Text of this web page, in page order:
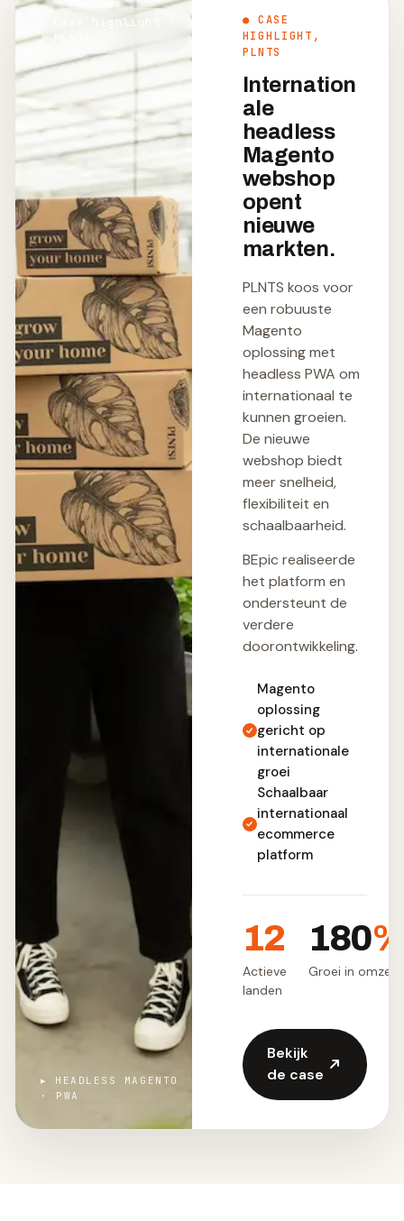
Case highlight ·
▸ HEADLESS MAGENTO
· PWA
● CASE
HIGHLIGHT,
PLNTS
Internation
ale
headless
Magento
webshop
opent
nieuwe
markten.
PLNTS koos voor
een robuuste
Magento
oplossing met
headless PWA om
internationaal te
kunnen groeien.
De nieuwe
webshop biedt
meer snelheid,
flexibiliteit en
schaalbaarheid.
BEpic realiseerde
het platform en
ondersteunt de
verdere
doorontwikkeling.
Magento
oplossing
gericht op
internationale
groei
Schaalbaar
internationaal
ecommerce
platform
12
Actieve
landen
180
Groei in omzet
Bekijk
de case